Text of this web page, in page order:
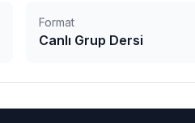
Format
Canlı Grup Dersi